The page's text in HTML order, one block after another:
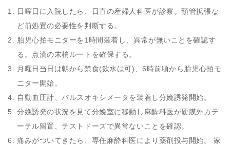
日曜日に入院したら、日直の産婦人科医が診察。頸管拡張な
ど前処置の必要性を判断する。
胎児心拍モニターを1時間装着し、異常が無いことを確認す
る。点滴の末梢ルートを確保する。
月曜日当日は朝から禁食(飲水は可)、6時前頃から胎児心拍モ
ニター開始。
自動血圧計、パルスオキシメータを装着し分娩誘発開始。
分娩誘発の状況を見て分娩室に移動し麻酔科医が硬膜外カテ
ーテル留置、テストドーズで異常ないことを確認。
痛みがついてきたら、専任麻酔科医により薬剤投与開始。 家